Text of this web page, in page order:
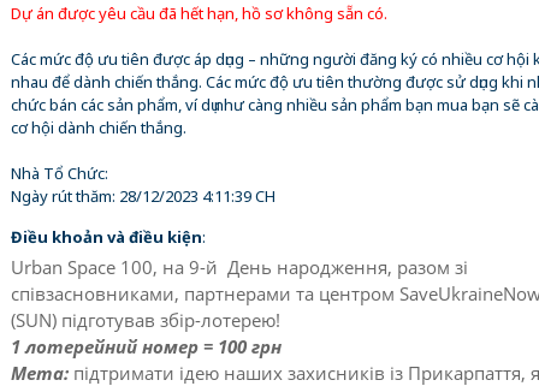
Dự án được yêu cầu đã hết hạn, hồ sơ không sẵn có.
Các mức độ ưu tiên được áp dụng – những người đăng ký có nhiều cơ hội
nhau để dành chiến thắng. Các mức độ ưu tiên thường được sử dụng khi
chức bán các sản phẩm, ví dụ như càng nhiều sản phẩm bạn mua bạn sẽ
cơ hội dành chiến thắng.
Nhà Tổ Chức:
Ngày rút thăm: 28/12/2023 4:11:39 CH
Điều khoản và điều kiện:
Urban Space 100, на 9-й День народження, разом зі
співзасновниками, партнерами та центром
(SUN) підготував збір-лотерею!
1 лотерейний номер = 100 грн
Мета: підтримати ідею наших захисників із Прикарпаття,